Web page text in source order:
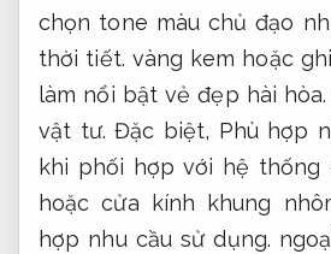
chọn tone màu chủ đạo
thời tiết. vàng kem hoặc
làm nổi bật vẻ đẹp hài hòa.
vật tư. Đặc biệt, Phù hợp
khi phối hợp với hệ thống
hoặc cửa kính khung
hợp nhu cầu sử dụng.